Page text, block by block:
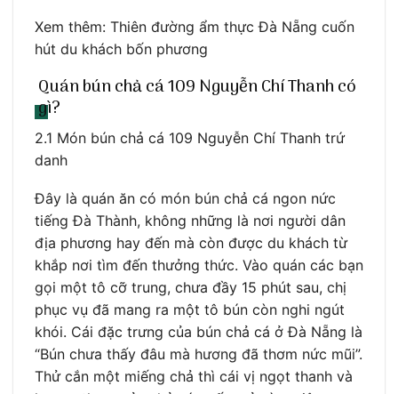
Xem thêm: Thiên đường ẩm thực Đà Nẵng cuốn
hút du khách bốn phương
Quán bún chả cá 109 Nguyễn Chí Thanh có
gì?
2.1 Món bún chả cá 109 Nguyễn Chí Thanh trứ
danh
Đây là quán ăn có món bún chả cá ngon nức
tiếng Đà Thành, không những là nơi người dân
địa phương hay đến mà còn được du khách từ
khắp nơi tìm đến thưởng thức. Vào quán các bạn
gọi một tô cỡ trung, chưa đầy 15 phút sau, chị
phục vụ đã mang ra một tô bún còn nghi ngút
khói. Cái đặc trưng của bún chả cá ở Đà Nẵng là
“Bún chưa thấy đâu mà hương đã thơm nức mũi”.
Thử cắn một miếng chả thì cái vị ngọt thanh và